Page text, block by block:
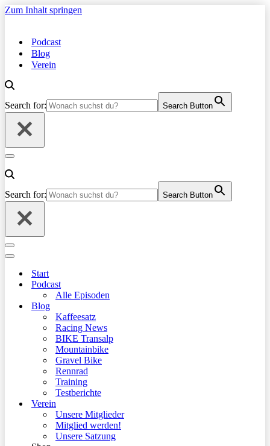
Zum Inhalt springen
Podcast
Blog
Verein
Search for: Search Button
Navigationsmenü
Search for: Search Button
Navigationsmenü
Navigationsmenü
Start
Podcast
Alle Episoden
Blog
Kaffeesatz
Racing News
BIKE Transalp
Mountainbike
Gravel Bike
Rennrad
Training
Testberichte
Verein
Unsere Mitglieder
Mitglied werden!
Unsere Satzung